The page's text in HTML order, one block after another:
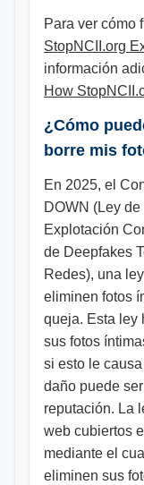
Para ver cómo
StopNCII.org
información
How
¿Cómo
borre mis
En 2025, el
DOWN (Ley
Explotación
de Deepfakes
Redes), una
eliminen fotos
queja. Esta ley
sus fotos
si esto le
daño puede
reputación. La
web cubiertos
mediante el
eliminen sus